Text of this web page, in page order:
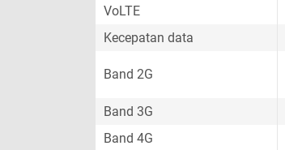
VoLTE
Kecepatan data
Band 2G
Band 3G
Band 4G